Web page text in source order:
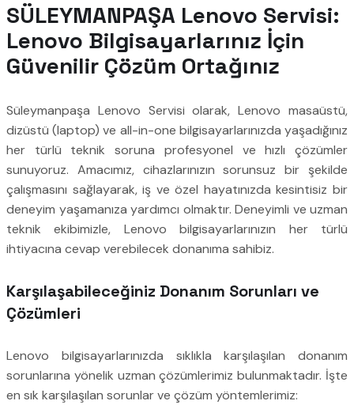
SÜLEYMANPAŞA Lenovo Servisi:
Lenovo Bilgisayarlarınız İçin
Güvenilir Çözüm Ortağınız
Süleymanpaşa Lenovo Servisi olarak, Lenovo masaüstü,
dizüstü (laptop) ve all-in-one bilgisayarlarınızda yaşadığınız
her türlü teknik soruna profesyonel ve hızlı çözümler
sunuyoruz. Amacımız, cihazlarınızın sorunsuz bir şekilde
çalışmasını sağlayarak, iş ve özel hayatınızda kesintisiz bir
deneyim yaşamanıza yardımcı olmaktır. Deneyimli ve uzman
teknik ekibimizle, Lenovo bilgisayarlarınızın her türlü
ihtiyacına cevap verebilecek donanıma sahibiz.
Karşılaşabileceğiniz Donanım Sorunları ve
Çözümleri
Lenovo bilgisayarlarınızda sıklıkla karşılaşılan donanım
sorunlarına yönelik uzman çözümlerimiz bulunmaktadır. İşte
en sık karşılaşılan sorunlar ve çözüm yöntemlerimiz: